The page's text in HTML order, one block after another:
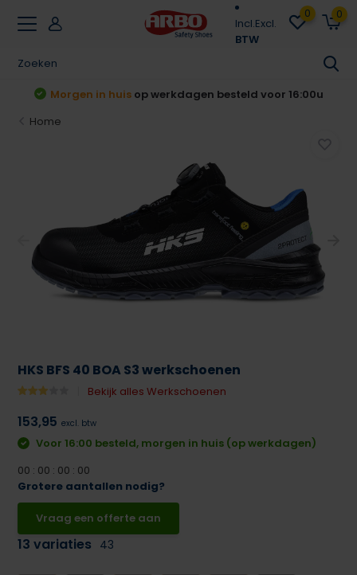
Incl.Excl.
BTW
0 0
Morgen in huis op werkdagen besteld voor 16:00u
Home
HKS BFS 40 BOA S3 werkschoenen
Bekijk alles Werkschoenen
153,95 excl. btw
Voor 16:00 besteld, morgen in huis (op werkdagen)
00 : 00 : 00 : 00
Grotere aantallen nodig?
Vraag een offerte aan
13 variaties 43